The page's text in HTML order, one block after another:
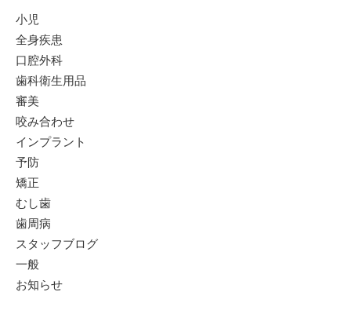
小児
全身疾患
口腔外科
歯科衛生用品
審美
咬み合わせ
インプラント
予防
矯正
むし歯
歯周病
スタッフブログ
一般
お知らせ